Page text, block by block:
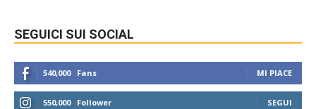
SEGUICI SUI SOCIAL
540,000 Fans MI PIACE
550,000 Follower SEGUI